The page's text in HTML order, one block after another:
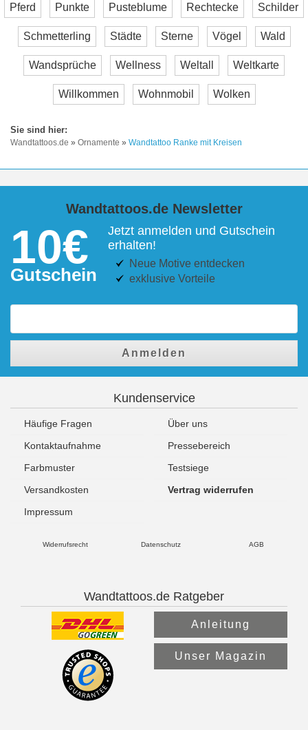
Pferd Punkte Pusteblume Rechtecke Schilder
Schmetterling Städte Sterne Vögel Wald
Wandsprüche Wellness Weltall Weltkarte
Willkommen Wohnmobil Wolken
Wandtattoos.de » Ornamente » Wandtattoo Ranke mit Kreisen
Wandtattoos.de Newsletter
10€
Gutschein
Jetzt anmelden und Gutschein
erhalten!
Neue Motive entdecken
exklusive Vorteile
Anmelden
Kundenservice
Häufige Fragen
Über uns
Kontaktaufnahme
Pressebereich
Farbmuster
Testsiege
Versandkosten
Vertrag widerrufen
Impressum
Widerrufsrecht Datenschutz AGB
Wandtattoos.de Ratgeber
Anleitung
Unser Magazin